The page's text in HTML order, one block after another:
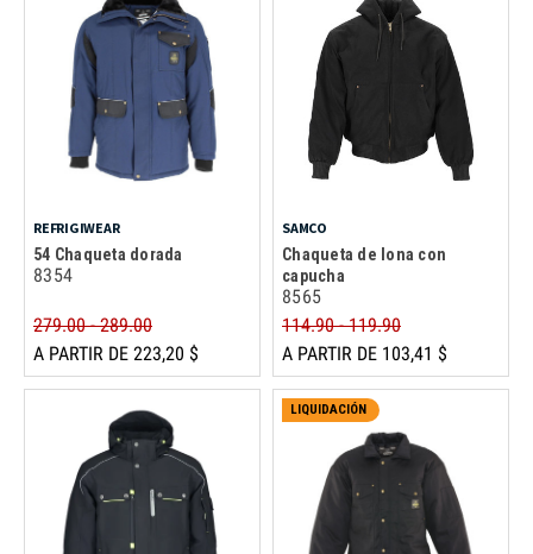
REFRIGIWEAR
54 Chaqueta dorada
8354
279.00 - 289.00
A PARTIR DE 223,20 $
SAMCO
Chaqueta de lona con
capucha
8565
114.90 - 119.90
A PARTIR DE 103,41 $
LIQUIDACIÓN